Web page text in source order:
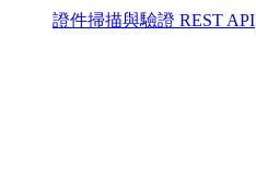
證件掃描與驗證 REST API